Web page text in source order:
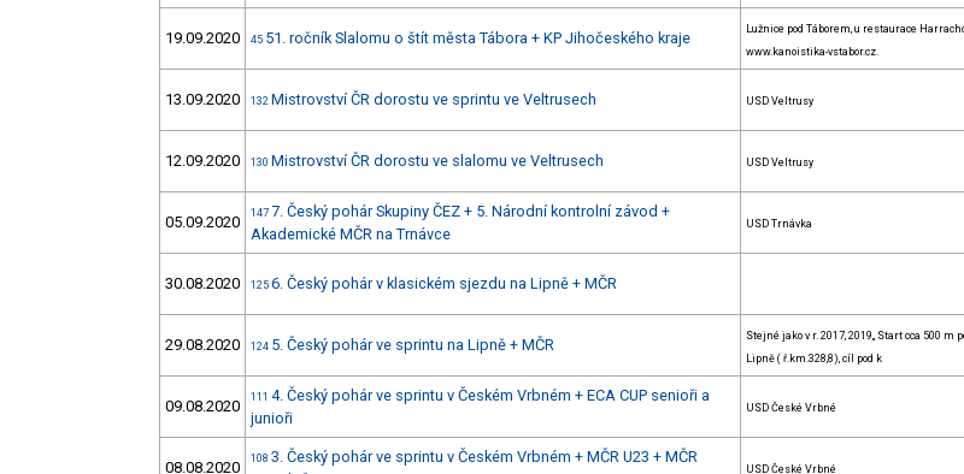
19.09.2020 45 51. ročník Slalomu o štít města Tábora + KP Jihočeského kraje
Lužnice pod Táborem, u restaurace
www.kanoistika-vstabor.cz.
13.09.2020 132 Mistrovství ČR dorostu ve sprintu ve Veltrusech USD Veltrusy
12.09.2020 130 Mistrovství ČR dorostu ve slalomu ve Veltrusech USD Veltrusy
05.09.2020 147 7. Český pohár Skupiny ČEZ + 5. Národní kontrolní závod +
Akademické MČR na Trnávce
USD Trnávka
30.08.2020 125 6. Český pohár v klasickém sjezdu na Lipně + MČR
29.08.2020 124 5. Český pohár ve sprintu na Lipně + MČR
Stejné jako v r. 2017, 2019,, Start cca 500 m
Lipně ( ř.km.328,8), cíl pod k
09.08.2020 111 4. Český pohár ve sprintu v Českém Vrbném + ECA CUP senioři a
junioři
USD České Vrbné
08.08.2020 108 3. Český pohár ve sprintu v Českém Vrbném + MČR U23 + MČR
USD České Vrbné